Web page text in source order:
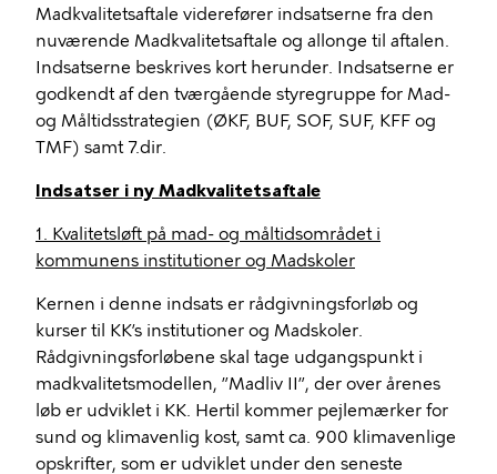
Madkvalitetsaftale viderefører indsatserne fra den
nuværende Madkvalitetsaftale og allonge til aftalen.
Indsatserne beskrives kort herunder. Indsatserne er
godkendt af den tværgående styregruppe for Mad-
og Måltidsstrategien (ØKF, BUF, SOF, SUF, KFF og
TMF) samt 7.dir.
Indsatser i ny Madkvalitetsaftale
1. Kvalitetsløft på mad- og måltidsområdet i
kommunens institutioner og Madskoler
Kernen i denne indsats er rådgivningsforløb og
kurser til KK’s institutioner og Madskoler.
Rådgivningsforløbene skal tage udgangspunkt i
madkvalitetsmodellen, ”Madliv II”, der over årenes
løb er udviklet i KK. Hertil kommer pejlemærker for
sund og klimavenlig kost, samt ca. 900 klimavenlige
opskrifter, som er udviklet under den seneste